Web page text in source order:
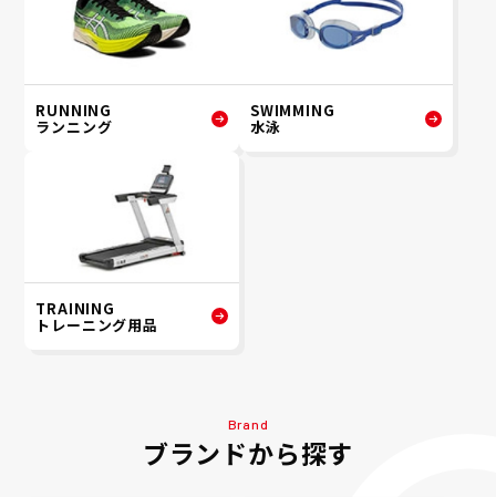
RUNNING
ランニング
SWIMMING
水泳
TRAINING
トレーニング用品
Brand
ブランドから探す